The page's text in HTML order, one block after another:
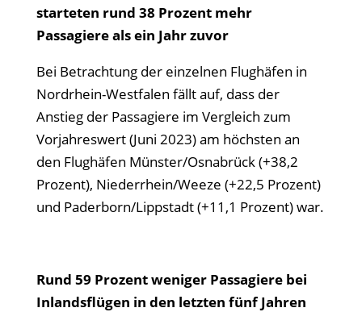
starteten rund 38 Prozent mehr
Passagiere als ein Jahr zuvor
Bei Betrachtung der einzelnen Flughäfen in
Nordrhein-Westfalen fällt auf, dass der
Anstieg der Passagiere im Vergleich zum
Vorjahreswert (Juni 2023) am höchsten an
den Flughäfen Münster/Osnabrück (+38,2
Prozent), Niederrhein/Weeze (+22,5 Prozent)
und Paderborn/Lippstadt (+11,1 Prozent) war.
Rund 59 Prozent weniger Passagiere bei
Inlandsflügen in den letzten fünf Jahren